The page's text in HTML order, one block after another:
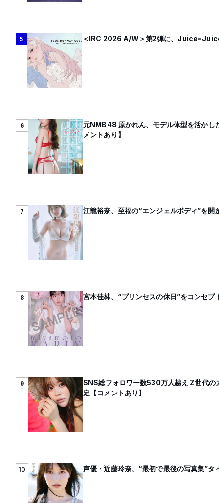
5 ＜IRC 2026 A/W＞第2弾に、
6
元NMB48 原かれん、モデル体型を活かし
メントあり】
7 江籠裕奈、至福の“エンジェルボディ”を
8 宮本佳林、“プリンセスの休日”をコンセ
9
SNS総フォロワー数530万人越え Z世代の
定【コメントあり】
10 声優・近藤玲奈、“最初で最後の写真集”